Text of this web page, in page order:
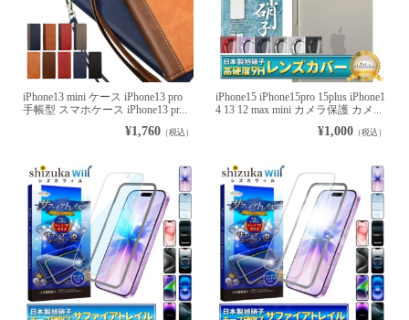
iPhone13 mini ケース iPhone13 pro
手帳型 スマホケース iPhone13 pr...
¥1,760（税込）
iPhone15 iPhone15pro 15plus iPhone1
4 13 12 max mini カメラ保護 カメ...
¥1,000 （税込）